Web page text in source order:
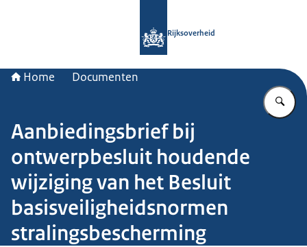
Rijksoverheid
Home Documenten
Aanbiedingsbrief bij
ontwerpbesluit houdende
wijziging van het Besluit
basisveiligheidsnormen
stralingsbescherming